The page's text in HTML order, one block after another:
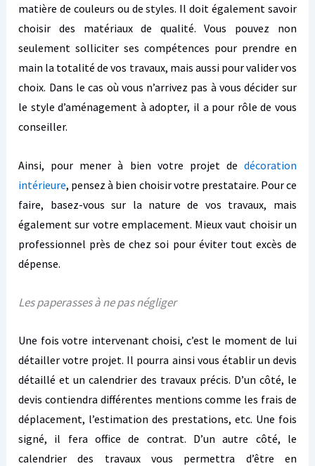
matière de couleurs ou de styles. Il doit également savoir
choisir des matériaux de qualité. Vous pouvez non
seulement solliciter ses compétences pour prendre en
main la totalité de vos travaux, mais aussi pour valider vos
choix. Dans le cas où vous n’arrivez pas à vous décider sur
le style d’aménagement à adopter, il a pour rôle de vous
conseiller.
Ainsi, pour mener à bien votre projet de décoration
intérieure, pensez à bien choisir votre prestataire. Pour ce
faire, basez-vous sur la nature de vos travaux, mais
également sur votre emplacement. Mieux vaut choisir un
professionnel près de chez soi pour éviter tout excès de
dépense.
Les paperasses à ne pas négliger
Une fois votre intervenant choisi, c’est le moment de lui
détailler votre projet. Il pourra ainsi vous établir un devis
détaillé et un calendrier des travaux précis. D’un côté, le
devis contiendra différentes mentions comme les frais de
déplacement, l’estimation des prestations, etc. Une fois
signé, il fera office de contrat. D’un autre côté, le
calendrier des travaux vous permettra d’être en